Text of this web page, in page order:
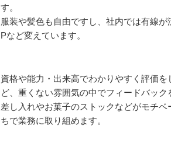
す。
服装や髪色も自由ですし、社内では有線
Pなど変えています。
資格や能力・出来高でわかりやすく評価
ど、重くない雰囲気の中でフィードバッ
差し入れやお菓子のストックなどがモチ
ちで業務に取り組めます。